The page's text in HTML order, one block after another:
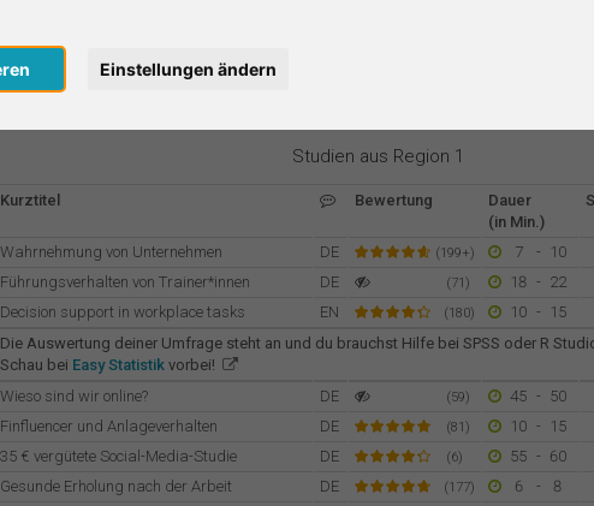
Einstellungen ändern
, um bei SurveyCircle Studienteilnehmer zu finden und spannende
1 Region 2
Studien aus Region 1
Kurztitel Bewertung
Dauer
(in Min.)
Wahrnehmung von Unternehmen DE (199+) 7 -
10
Führungsverhalten von Trainer*innen
DE (71) 18 - 22
Decision support in workplace tasks
EN (180) 10 -
15
Die Auswertung deiner Umfrage steht an und du brauchst Hilfe bei SPSS oder R
Schau bei Easy Statistik vorbei!
Wieso sind wir online? DE (59) 45 - 50
Finfluencer und Anlageverhalten
DE (81) 10 -
15
35 € vergütete Social-Media-Studie
DE (6) 55 - 60
Gesunde Erholung nach der Arbeit
DE (177) 6 -
8